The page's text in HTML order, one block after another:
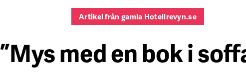
Artikel från gamla Hotellrevyn.se
”Mys med en bok i